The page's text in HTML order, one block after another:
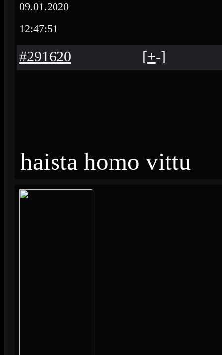
09.01.2020
12:47:51
#291620 [+-]
haista homo vittu